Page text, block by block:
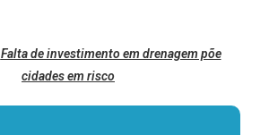
Falta de investimento em drenagem põe
cidades em risco